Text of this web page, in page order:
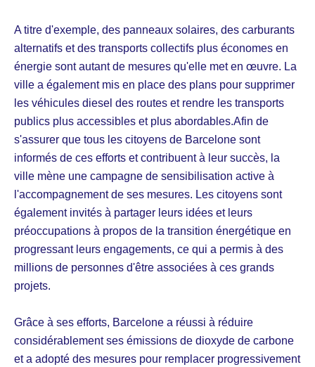
A titre d'exemple, des panneaux solaires, des carburants
alternatifs et des transports collectifs plus économes en
énergie sont autant de mesures qu'elle met en œuvre. La
ville a également mis en place des plans pour supprimer
les véhicules diesel des routes et rendre les transports
publics plus accessibles et plus abordables.Afin de
s'assurer que tous les citoyens de Barcelone sont
informés de ces efforts et contribuent à leur succès, la
ville mène une campagne de sensibilisation active à
l'accompagnement de ses mesures. Les citoyens sont
également invités à partager leurs idées et leurs
préoccupations à propos de la transition énergétique en
progressant leurs engagements, ce qui a permis à des
millions de personnes d'être associées à ces grands
projets.
Grâce à ses efforts, Barcelone a réussi à réduire
considérablement ses émissions de dioxyde de carbone
et a adopté des mesures pour remplacer progressivement